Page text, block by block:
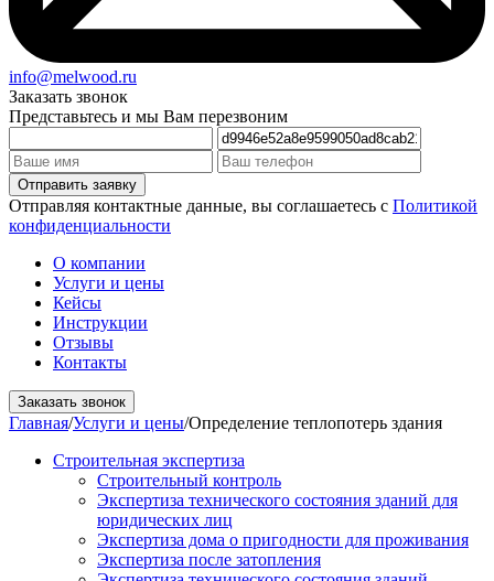
info@melwood.ru
Заказать звонок
Представьтесь и мы Вам перезвоним
Отправляя контактные данные, вы соглашаетесь с Политикой
конфиденциальности
О компании
Услуги и цены
Кейсы
Инструкции
Отзывы
Контакты
Заказать звонок
Главная/Услуги и цены/Определение теплопотерь здания
Строительная экспертиза
Строительный контроль
Экспертиза технического состояния зданий для
юридических лиц
Экспертиза дома о пригодности для проживания
Экспертиза после затопления